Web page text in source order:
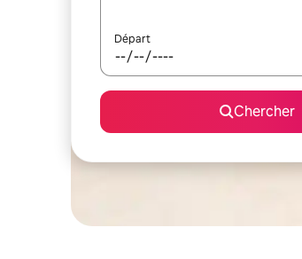
Départ
Chercher